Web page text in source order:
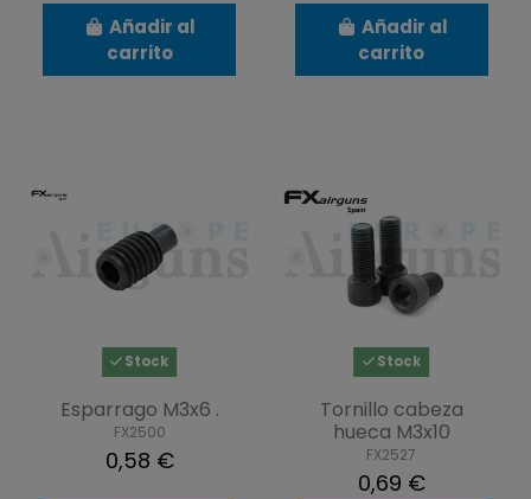
Añadir al
carrito
Añadir al
carrito
Stock
Esparrago M3x6 .
FX2500
0,58 €
Stock
Tornillo cabeza
hueca M3x10
FX2527
0,69 €